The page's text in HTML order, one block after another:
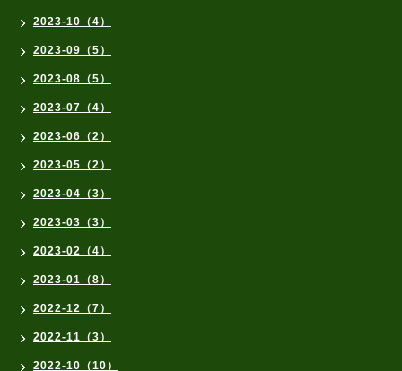
2023-10（4）
2023-09（5）
2023-08（5）
2023-07（4）
2023-06（2）
2023-05（2）
2023-04（3）
2023-03（3）
2023-02（4）
2023-01（8）
2022-12（7）
2022-11（3）
2022-10（10）